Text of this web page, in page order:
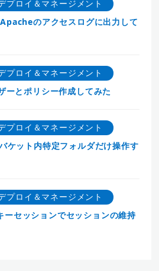
プロイ＆マネージメント
のアクセスログに出力して
プロイ＆マネージメント
とポリシー作成してみた
プロイ＆マネージメント
ット内特定フォルダだけ操作す
プロイ＆マネージメント
ーセッションでセッションの維持